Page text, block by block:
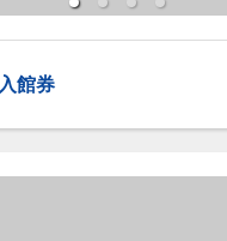
入館券